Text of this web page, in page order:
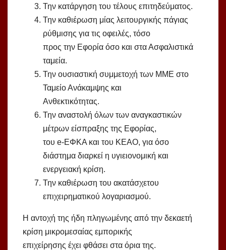
Την κατάργηση του τέλους επιτηδεύματος.
Την καθιέρωση μίας λειτουργικής πάγιας
ρύθμισης για τις οφειλές, τόσο
προς την Εφορία όσο και στα Ασφαλιστικά
ταμεία.
Την ουσιαστική συμμετοχή των ΜΜΕ στο
Ταμείο Ανάκαμψης και
Ανθεκτικότητας.
Την αναστολή όλων των αναγκαστικών
μέτρων είσπραξης της Εφορίας,
του e-ΕΦΚΑ και του ΚΕΑΟ, για όσο
διάστημα διαρκεί η υγιειονομική και
ενεργειακή κρίση.
Την καθιέρωση του ακατάσχετου
επιχειρηματικού λογαριασμού.
Η αντοχή της ήδη πληγωμένης από την δεκαετή
κρίση μικρομεσαίας εμπορικής
επιχείρησης έχει φθάσει στα όρια της.